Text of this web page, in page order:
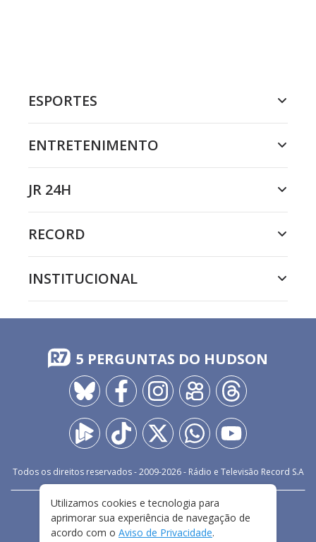
ESPORTES
ENTRETENIMENTO
JR 24H
RECORD
INSTITUCIONAL
5 PERGUNTAS DO HUDSON
Todos os direitos reservados - 2009-2026- Rádio e Televisão Record S.A
FALE CONOSCO
PRIVACIDADE
TERMOS E CONDIÇÕES DE USO
Utilizamos cookies e tecnologia para
aprimorar sua experiência de navegação de
acordo com o Aviso de Privacidade.